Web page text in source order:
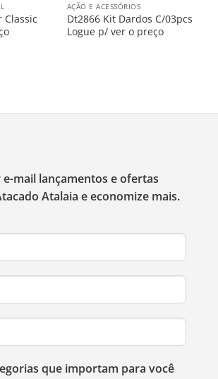
Classic
AÇÃO E ACESSÓRIOS
Dt2866 Kit Dardos C/03pcs
Logue p/ ver o preço
e-mail lançamentos e ofertas
Atalaia e economize mais.
que importam para você